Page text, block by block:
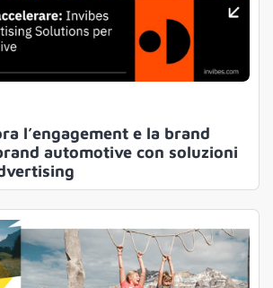
l’engagement e la brand
automotive con soluzioni